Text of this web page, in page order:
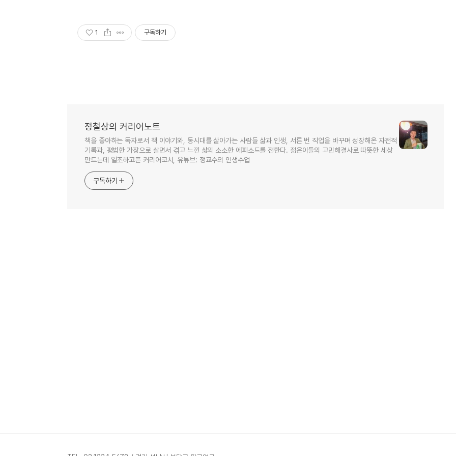
1 구독하기
정철상의 커리어노트
책을 좋아하는 독자로서 책 이야기와, 동시대를 살아가는 사람들 삶과 인생, 서른 번 직업을 바꾸며 성장해온 자전적
기록과, 평범한 가장으로 살면서 겪고 느낀 삶의 소소한 에피소드를 전한다. 젊은이들의 고민해결사로 따뜻한 세상
만드는데 일조하고픈 커리어코치, 유튜브: 정교수의 인생수업
구독하기